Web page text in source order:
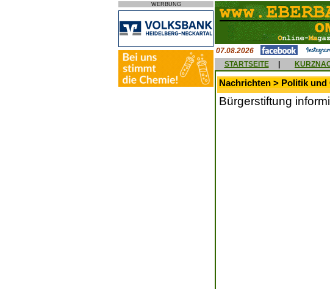
WERBUNG
07.08.2026
STARTSEITE
Nachrichten > Politik und
Bürgerstiftung